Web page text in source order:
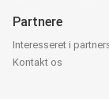
Partnere
Interesseret i
Kontakt os